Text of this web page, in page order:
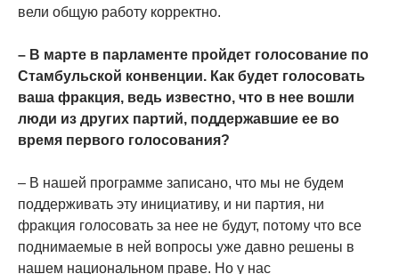
вели общую работу корректно.
– В марте в парламенте пройдет голосование по
Стамбульской конвенции. Как будет голосовать
ваша фракция, ведь известно, что в нее вошли
люди из других партий, поддержавшие ее во
время первого голосования?
– В нашей программе записано, что мы не будем
поддерживать эту инициативу, и ни партия, ни
фракция голосовать за нее не будут, потому что все
поднимаемые в ней вопросы уже давно решены в
нашем национальном праве. Но у нас